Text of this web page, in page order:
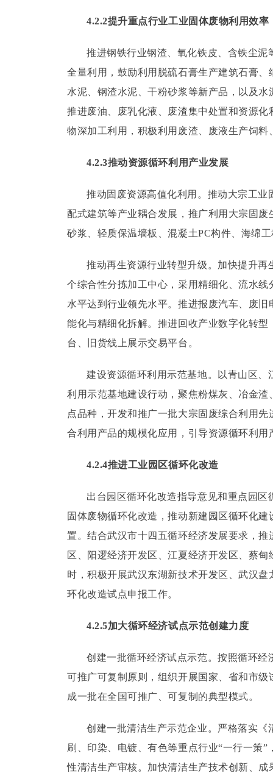
4.2.2提升重点行业工业固体废物利用效率
推进钢铁行业钢渣、氧化铁皮、含铁尘泥
全量利用，鼓励利用脱硫石膏生产建筑石膏、
水泥、钢渣水泥、干粉砂浆等新产品，以及
推进废油、废乳化液、废渣集中处置和资源化
物深加工利用，积极利用废渣、废液生产饲
4.2.3推动资源循环利用产业发展
推动固废资源高值化利用。 推动大宗工业
配式建筑等产业耦合发展，推广利用大宗固
砂浆、轻质保温墙板、混凝土PC构件、海绵
推动再生资源行业转型升级。 加快提升再
个综合性分拣加工中心，采用精细化、流水
水平达到行业领先水平。 推进报废汽车、废旧
能化与精细化拆解。 推进回收产业数字化转型
台、旧货线上展示交易平台。
建设资源循环利用示范基地。
以青山区、
利用示范基地建设行动，聚焦粉煤灰、冶金
点品种，开发和推广一批大宗固废综合利用
合利用产品的规模化应用，引导资源循环利用
4.2.4推进工业园区循环化改造
出台园区循环化改造指导意见和重点园
固体废物循环化改造，推动新建园区循环化
置。结合武汉市十四五循环经济发展要求，
区、阳逻经济开发区、江夏经济开发区、蔡
时，积极开展武汉东湖新技术开发区、武汉
环化改造试点申报工作。
4.2.5加大循环经济试点示范创建力度
创建一批循环经济试点示范。按照循环经
可推广可复制原则，组织开展国家、省和市级
成一批在全国可推广、可复制的典型模式。
创建一批清洁生产示范企业。 严格落实《
刷、印染、电镀、有色等重点行业“一行一策
性清洁生产审核。 加快清洁生产技术创新、